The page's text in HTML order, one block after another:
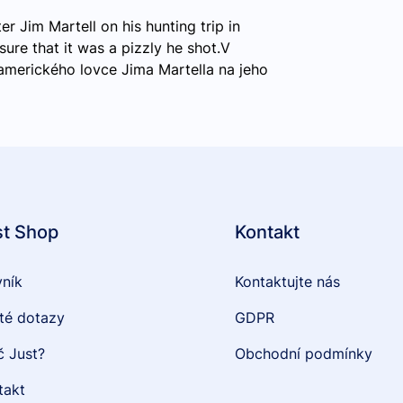
Jim Martell on his hunting trip in
that it was a pizzly he shot.V
lovce Jima Martella na jeho
Shop
dotazy
Just?
Kontakt
Kontaktujte nás
GDPR
Obchodní podmínky